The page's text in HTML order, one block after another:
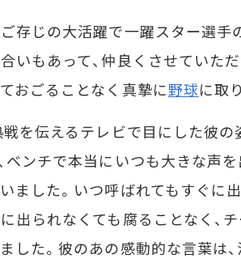
存じの大活躍で一躍スター選手
いもあって、仲良くさせていた
おごることなく真摯に野球に取
を伝えるテレビで目にした彼の
ベンチで本当にいつも大きな声
ました。いつ呼ばれてもすぐに
出られなくても腐ることなく、
した。彼のあの感動的な言葉は、